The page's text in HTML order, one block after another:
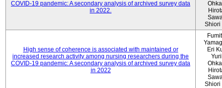
COVID-19 pandemic: A secondary analysis of archived survey data
in 2022.
Shiori
High sense of coherence is associated with maintained or
increased research activity among nursing researchers during the
COVID-19 pandemic: A secondary analysis of archived survey data
in 2022
Eri
Shiori